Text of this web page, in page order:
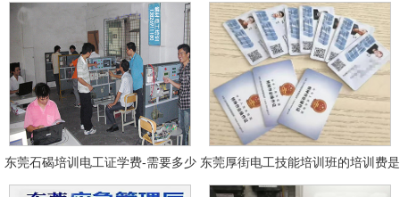
东莞石碣培训电工证学费-需要多少
钱?需要什么条件?
东莞厚街电工技能培训班的培训费是
多少?